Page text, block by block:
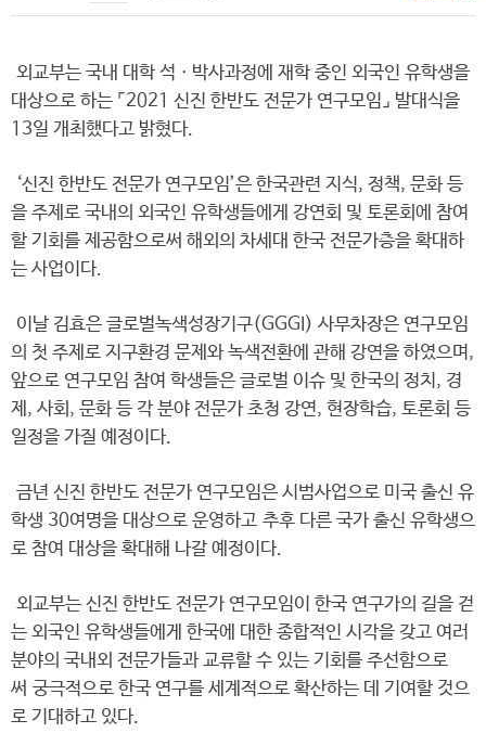
외교부는 국내 대학 석ㆍ박사과정에 재학 중인 외국인 유학생을
대상으로 하는 ⌜2021 신진 한반도 전문가 연구모임⌟ 발대식을
13일 개최했다고 밝혔다.
‘신진 한반도 전문가 연구모임’은 한국관련 지식, 정책, 문화 등
을 주제로 국내의 외국인 유학생들에게 강연회 및 토론회에 참여
할 기회를 제공함으로써 해외의 차세대 한국 전문가층을 확대하
는 사업이다.
이날 김효은 글로벌녹색성장기구(GGGI) 사무차장은 연구모임
의 첫 주제로 지구환경 문제와 녹색전환에 관해 강연을 하였으며,
앞으로 연구모임 참여 학생들은 글로벌 이슈 및 한국의 정치, 경
제, 사회, 문화 등 각 분야 전문가 초청 강연, 현장학습, 토론회 등
일정을 가질 예정이다.
금년 신진 한반도 전문가 연구모임은 시범사업으로 미국 출신 유
학생 30여명을 대상으로 운영하고 추후 다른 국가 출신 유학생으
로 참여 대상을 확대해 나갈 예정이다.
외교부는 신진 한반도 전문가 연구모임이 한국 연구가의 길을 걷
는 외국인 유학생들에게 한국에 대한 종합적인 시각을 갖고 여러
분야의 국내외 전문가들과 교류할 수 있는 기회를 주선함으로
써 궁극적으로 한국 연구를 세계적으로 확산하는 데 기여할 것으
로 기대하고 있다.